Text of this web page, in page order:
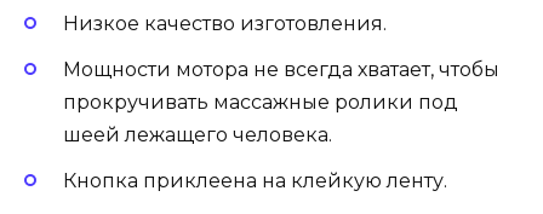
Низкое качество изготовления.
Мощности мотора не всегда хватает, чтобы
прокручивать массажные ролики под
шеей лежащего человека.
Кнопка приклеена на клейкую ленту.